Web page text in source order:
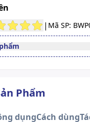
| Mã SP:
Viên nang mềm
Sản phẩm này
Phẩm
dụngCách dùng